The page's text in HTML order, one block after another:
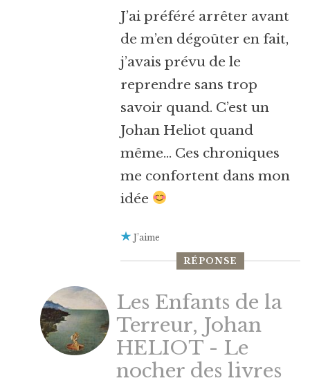
J’ai préféré arrêter avant
de m’en dégoûter en fait,
j’avais prévu de le
reprendre sans trop
savoir quand. C’est un
Johan Heliot quand
même… Ces chroniques
me confortent dans mon
idée
J’aime
RÉPONSE
Les Enfants de la
Terreur, Johan
HELIOT - Le
nocher des livres